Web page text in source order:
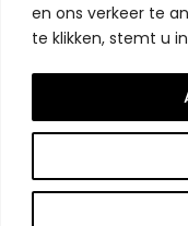
en ons verkeer te
te klikken, stemt u
Copyright © 2026